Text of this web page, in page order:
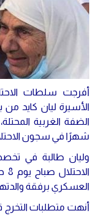
أفرجت سلطات
الأسيرة ليان كايد
شهرًا في سجون
وليان طالبة في
العسكري برفقة
أنهت متطلبات التخرج
الاونروا
لبنان
روابط